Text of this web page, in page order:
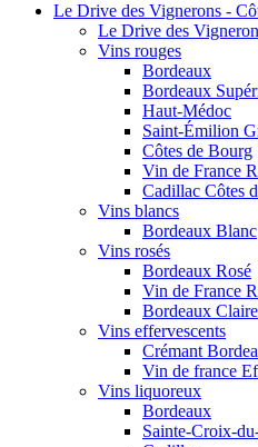
Le Drive des Vignerons -
Le Drive des
Vins rouges
Bordeaux
Bordeaux
Haut-Médoc
Saint-Émilion
Côtes de Bourg
Vin de France
Cadillac Côtes
Vins blancs
Bordeaux Blanc
Vins rosés
Bordeaux Rosé
Vin de France
Bordeaux
Vins effervescents
Crémant
Vin de france
Vins liquoreux
Bordeaux
Sainte-Croix-